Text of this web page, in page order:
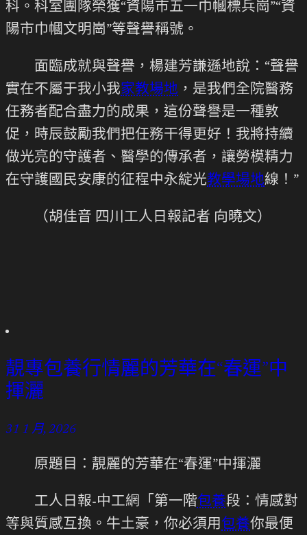
科。科室團隊榮獲“資陽市五一巾幗標兵崗”“資
陽市巾幗文明崗”等聲譽稱號。
面臨成就與聲譽，楊建芳謙遜地說：“聲譽
實在不屬于我小我家教場地 ，是我們全院醫務
任務者配合盡力的成果，這份聲譽是一種敦
促，時辰鼓勵我們把任務干得更好！我將持續
做光亮的守護者、醫學的傳承者，讓勞模精力
在守護國民安康的征程中永綻光教學場地線！”
（胡佳音 四川工人日報記者 向曉文）
靚專包養行情麗的芳華在“春運”中
揮灑
31 1 月, 2026
原題目：靚麗的芳華在“春運”中揮灑
工人日報-中工網「第一階包養段：情感對
等與質感互換。牛土豪，你必須用包養你最便